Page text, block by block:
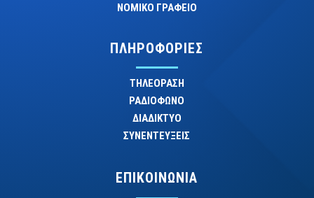
ΝΟΜΙΚΟ ΓΡΑΦΕΙΟ
ΠΛΗΡΟΦΟΡΙΕΣ
ΤΗΛΕΟΡΑΣΗ
ΡΑΔΙΟΦΩΝΟ
ΔΙΑΔΙΚΤΥΟ
ΣΥΝΕΝΤΕΥΞΕΙΣ
ΕΠΙΚΟΙΝΩΝΙΑ